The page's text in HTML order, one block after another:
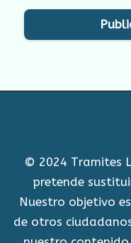
© 2024 Tramites
pretende
Nuestro objetivo
de otros